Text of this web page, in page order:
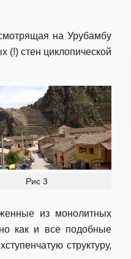
на Урубамбу
(!) стен циклопической
Рис 3
из монолитных
как и все подобные
структуру,